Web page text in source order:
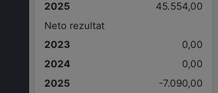
45.554,00
Neto rezultat
0,00
0,00
-7.090,00